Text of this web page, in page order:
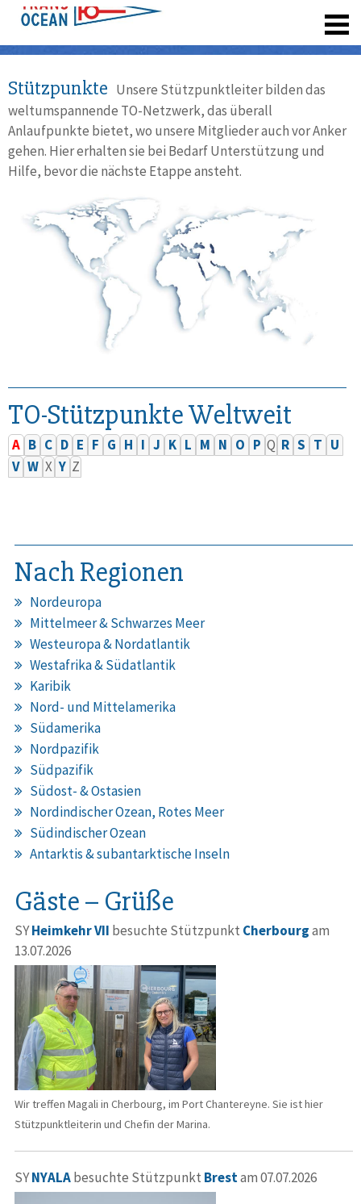
Stützpunkte Unsere Stützpunktleiter bilden das
weltumspannende TO-Netzwerk, das überall
Anlaufpunkte bietet, wo unsere Mitglieder auch vor Anker
gehen. Hier erhalten sie bei Bedarf Unterstützung und
Hilfe, bevor die nächste Etappe ansteht.
TO-Stützpunkte Weltweit
A B C D E F G H I J K L M N O P Q R S T U
V W X Y Z
Nach Regionen
Nordeuropa
Mittelmeer & Schwarzes Meer
Westeuropa & Nordatlantik
Westafrika & Südatlantik
Karibik
Nord- und Mittelamerika
Südamerika
Nordpazifik
Südpazifik
Südost- & Ostasien
Nordindischer Ozean, Rotes Meer
Südindischer Ozean
Antarktis & subantarktische Inseln
Gäste – Grüße
SYHeimkehr VII besuchte Stützpunkt Cherbourgam
13.07.2026
Wir treffen Magali in Cherbourg, im Port Chantereyne. Sie ist hier
Stützpunktleiterin und Chefin der Marina.
SYNYALAbesuchte Stützpunkt Brestam 07.07.2026